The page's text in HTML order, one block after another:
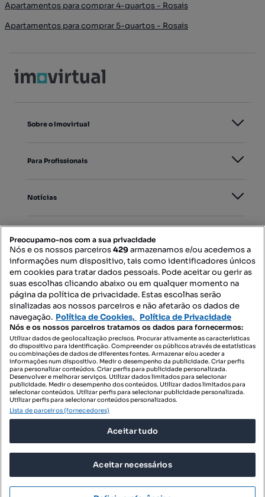
Apartamentos para comprar 4-quartos - Rosais
Apartamentos para comprar 5-quartos - Rosais
Sobre o Imovirtual
Para Profissionais
Notícias
Mapa do Site
Contacte-nos
SIGA-NOS:
DESCARREGAR NA:
© 2026 Imovirtual.com, OLX Portugal, S.A.
TERMOS DE UTILIZAÇÃO
Preocupamo-nos com a sua privacidade
Nós e os nossos parceiros429armazenamos e/ou acedemos a
informações num dispositivo, tais como identificadores únicos
em cookies para tratar dados pessoais. Pode aceitar ou gerir as
suas escolhas clicando abaixo ou em qualquer momento na
página da política de privacidade. Estas escolhas serão
sinalizadas aos nossos parceiros e não afetarão os dados de
navegação. Política de Cookies, Política de Privacidade
Nós e os nossos parceiros tratamos os dados para fornecermos:
Utilizar dados de geolocalização precisos. Procurar ativamente as características
do dispositivo para identificação. Compreender os públicos através de estatísticas
ou combinações de dados de diferentes fontes. Armazenar e/ou aceder a
informações num dispositivo. Medir o desempenho da publicidade. Criar perfis
para personalizar conteúdos. Criar perfis para publicidade personalizada.
Desenvolver e melhorar serviços. Utilizar dados limitados para selecionar
publicidade. Medir o desempenho dos conteúdos. Utilizar dados limitados para
selecionar conteúdos. Utilizar perfis para selecionar publicidade personalizada.
Utilizar perfis para selecionar conteúdos personalizados.
Lista de parceiros (fornecedores)
Aceitar tudo
Aceitar necessários